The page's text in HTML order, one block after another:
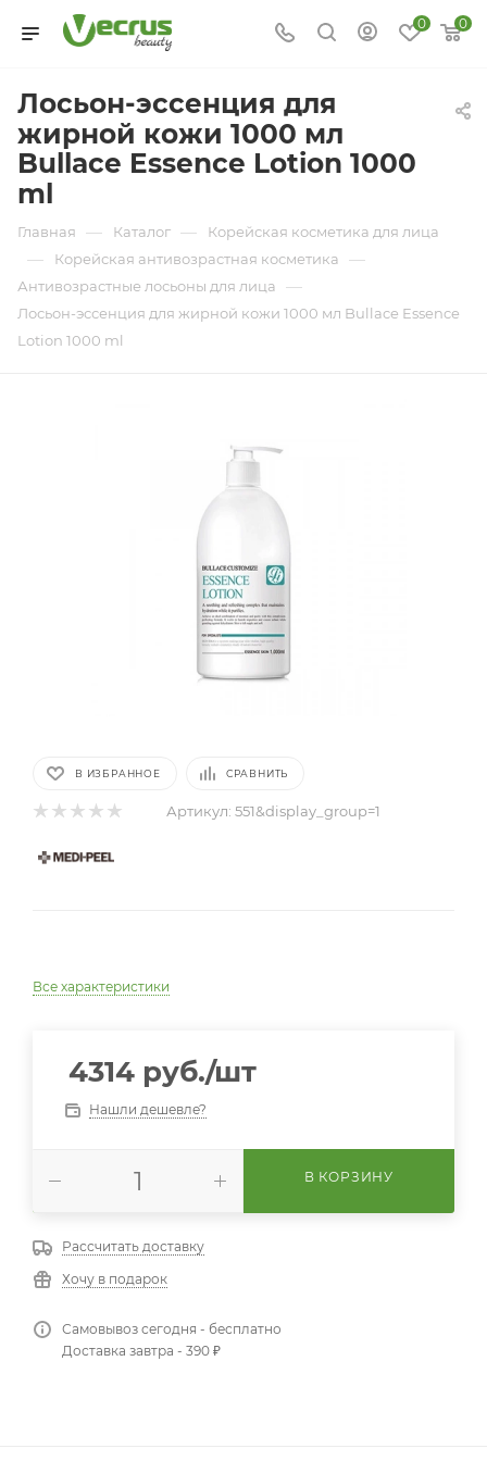
0 0
Лосьон-эссенция для
жирной кожи 1000 мл
Bullace Essence Lotion 1000
ml
Главная — Каталог — Корейская косметика для лица
— Корейская антивозрастная косметика —
Антивозрастные лосьоны для лица —
Лосьон-эссенция для жирной кожи 1000 мл Bullace Essence
Lotion 1000 ml
В ИЗБРАННОЕ СРАВНИТЬ
Артикул: 551&display_group=1
Все характеристики
4314 руб./шт
Нашли дешевле?
В КОРЗИНУ
Рассчитать доставку
Хочу в подарок
Самовывоз сегодня - бесплатно
Доставка завтра - 390 ₽